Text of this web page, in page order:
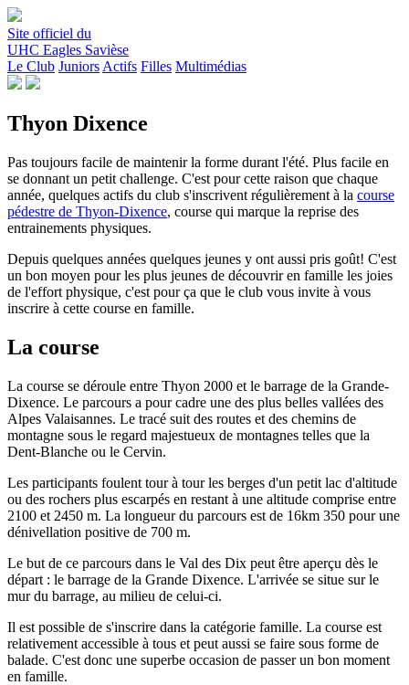
Site officiel du
UHC Eagles Savièse
Le Club Juniors Actifs Filles Multimédias
Thyon Dixence
Pas toujours facile de maintenir la forme durant l'été. Plus facile en
se donnant un petit challenge. C'est pour cette raison que chaque
année, quelques actifs du club s'inscrivent régulièrement à la course
pédestre de Thyon-Dixence, course qui marque la reprise des
entrainements physiques.
Depuis quelques années quelques jeunes y ont aussi pris goût! C'est
un bon moyen pour les plus jeunes de découvrir en famille les joies
de l'effort physique, c'est pour ça que le club vous invite à vous
inscrire à cette course en famille.
La course
La course se déroule entre Thyon 2000 et le barrage de la Grande-
Dixence. Le parcours a pour cadre une des plus belles vallées des
Alpes Valaisannes. Le tracé suit des routes et des chemins de
montagne sous le regard majestueux de montagnes telles que la
Dent-Blanche ou le Cervin.
Les participants foulent tour à tour les berges d'un petit lac d'altitude
ou des rochers plus escarpés en restant à une altitude comprise entre
2100 et 2450 m. La longueur du parcours est de 16km 350 pour une
dénivellation positive de 700 m.
Le but de ce parcours dans le Val des Dix peut être aperçu dès le
départ : le barrage de la Grande Dixence. L'arrivée se situe sur le
mur du barrage, au milieu de celui-ci.
Il est possible de s'inscrire dans la catégorie famille. La course est
relativement accessible à tous et peut aussi se faire sous forme de
balade. C'est donc une superbe occasion de passer un bon moment
en famille.